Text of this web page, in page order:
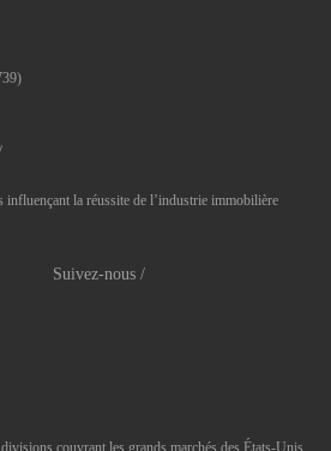
influençant la réussite de l’industrie immobilière
Suivez-nous /
couvrant les grands marchés des États-Unis